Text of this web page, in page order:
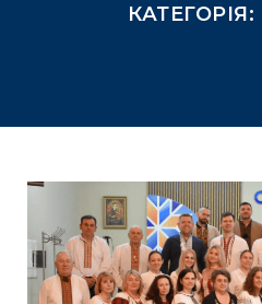
КАТЕГОРІЯ: